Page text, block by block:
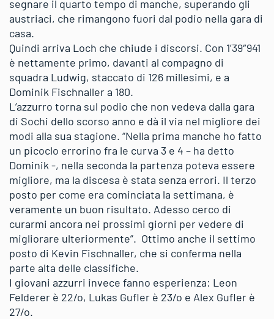
segnare il quarto tempo di manche, superando gli
austriaci, che rimangono fuori dal podio nella gara di
casa.
Quindi arriva Loch che chiude i discorsi. Con 1’39″941
è nettamente primo, davanti al compagno di
squadra Ludwig, staccato di 126 millesimi, e a
Dominik Fischnaller a 180.
L’azzurro torna sul podio che non vedeva dalla gara
di Sochi dello scorso anno e dà il via nel migliore dei
modi alla sua stagione. “Nella prima manche ho fatto
un picoclo errorino fra le curva 3 e 4 – ha detto
Dominik -, nella seconda la partenza poteva essere
migliore, ma la discesa è stata senza errori. Il terzo
posto per come era cominciata la settimana, è
veramente un buon risultato. Adesso cerco di
curarmi ancora nei prossimi giorni per vedere di
migliorare ulteriormente”. Ottimo anche il settimo
posto di Kevin Fischnaller, che si conferma nella
parte alta delle classifiche.
I giovani azzurri invece fanno esperienza: Leon
Felderer è 22/o, Lukas Gufler è 23/o e Alex Gufler è
27/o.